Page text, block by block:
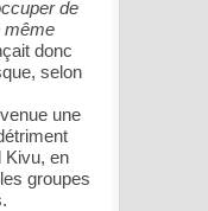
de
même
donc
selon
une
Kivu, en
groupes